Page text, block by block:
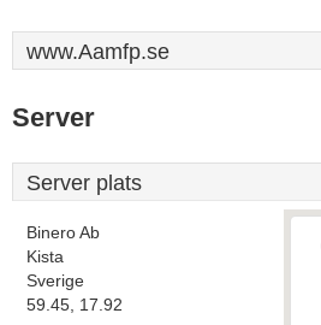
www.Aamfp.se
Server
Server plats
Binero Ab
Kista
Sverige
59.45, 17.92